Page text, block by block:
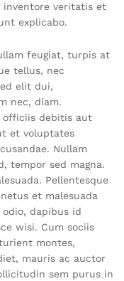
inventore veritatis et
explicabo.
feugiat, turpis at
tellus, nec
elit dui,
nec, diam.
officiis debitis aut
et voluptates
Nullam
tempor sed magna.
Pellentesque
et malesuada
dapibus id
wisi. Cum sociis
montes,
mauris ac auctor
sem purus in